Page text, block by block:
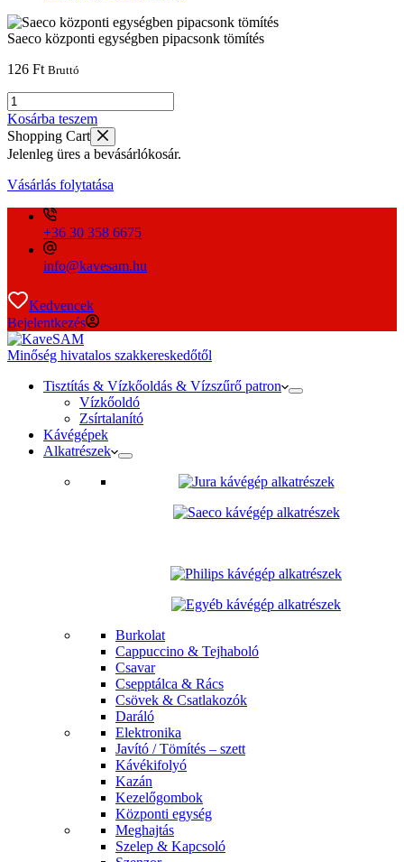
Saeco központi egységben pipacsonk tömítés
126 Ft Bruttó
Saeco
központi
egységben
pipacsonk
tömítés
mennyiség
Kosárba teszem
Shopping Cart
Jelenleg üres a bevásárlókosár.
Vásárlás folytatása
+36 30 358 6675
info@kavesam.hu
Kedvencek
Bejelentkezés
Minőség hivatalos szakkereskedőtől
Tisztítás & Vízkőoldás & Vízszűrő patron
Vízkőoldó
Zsírtalanító
Kávégépek
Alkatrészek
Burkolat
Cappuccino & Tejhaboló
Csavar
Csepptálca & Rács
Csövek & Csatlakozók
Daráló
Elektronika
Javító / Tömítés – szett
Kávékifolyó
Kazán
Kezelőgombok
Központi egység
Meghajtás
Szelep & Kapcsoló